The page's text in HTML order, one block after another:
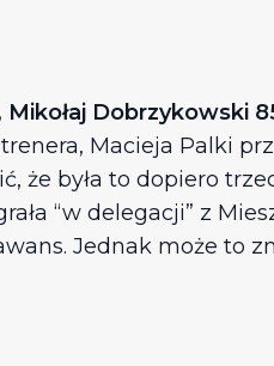
Dobrzykowski
Macieja Palki
że była to dopiero
“w delegacji” z
Jednak może to